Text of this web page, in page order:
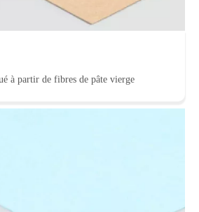
à partir de fibres de pâte vierge